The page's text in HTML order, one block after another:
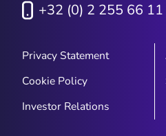
+32 (0) 2 255 66 11
Privacy Statement
Cookie Policy
Investor Relations